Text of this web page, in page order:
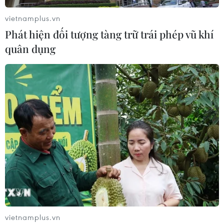
Đảng Cộng hòa đề xuất dự luật trao
thêm thẩm quyền thuế quan cho ông
Trump
07/08/2026 00:33
Mỹ: Lãi suất thế chấp tăng lên mức
cao nhất kể từ tháng Bảy năm ngoái
07/08/2026 00:05
Google Wallet cho phép phụ huynh
thiết lập số dư an toàn của con cái
06/08/2026 23:44
vietnamplus.vn
Phát hiện đối tượng tàng trữ trái phép vũ khí
quân dụng
vietnamplus.vn